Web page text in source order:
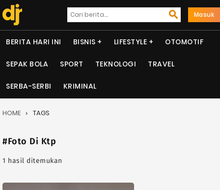
Masuk
BERITA HARI INI BISNIS LIFESTYLE OTOMOTIF
SEPAK BOLA SPORT TEKNOLOGI TRAVEL
SERBA-SERBI KRIMINAL
HOME TAGS
#Foto Di Ktp
1 hasil ditemukan